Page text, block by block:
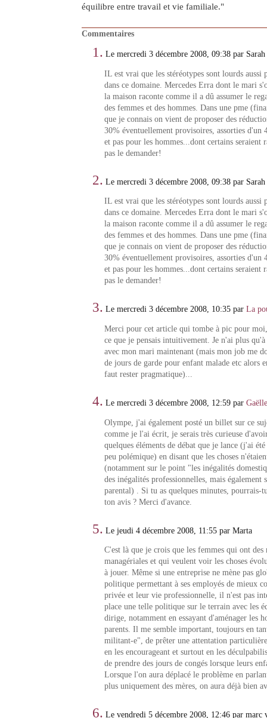
équilibre entre travail et vie familiale."
Commentaires
1. Le mercredi 3 décembre 2008, 09:38 par Sarah
IL est vrai que les stéréotypes sont lourds aussi
dans ce domaine. Mercedes Erra dont le mari
la maison raconte comme il a dû assumer le
des femmes et des hommes. Dans une pme
que je connais on vient de proposer des
30% éventuellement provisoires, assorties d'un
et pas pour les hommes...dont certains seraient
pas le demander!
2. Le mercredi 3 décembre 2008, 09:38 par Sarah
IL est vrai que les stéréotypes sont lourds aussi
dans ce domaine. Mercedes Erra dont le mari
la maison raconte comme il a dû assumer le
des femmes et des hommes. Dans une pme
que je connais on vient de proposer des
30% éventuellement provisoires, assorties d'un
et pas pour les hommes...dont certains seraient
pas le demander!
3. Le mercredi 3 décembre 2008, 10:35 parLa
Merci pour cet article qui tombe à pic pour
ce que je pensais intuitivement. Je n'ai plus
avec mon mari maintenant (mais mon job me
de jours de garde pour enfant malade etc alors
faut rester pragmatique)...
4. Le mercredi 3 décembre 2008, 12:59 par
Olympe, j'ai également posté un billet sur ce
comme je l'ai écrit, je serais très curieuse
quelques éléments de débat que je lance (j'ai
peu polémique) en disant que les choses
(notamment sur le point "les inégalités
des inégalités professionnelles, mais également
parental) . Si tu as quelques minutes, pourrais-
ton avis ? Merci d'avance.
5. Le jeudi 4 décembre 2008, 11:55 par Marta
C'est là que je crois que les femmes qui ont des
managériales et qui veulent voir les choses
à jouer. Même si une entreprise ne mène pas
politique permettant à ses employés de mieux
privée et leur vie professionnelle, il n'est pas
place une telle politique sur le terrain avec les
dirige, notamment en essayant d'aménager les
parents. Il me semble important, toujours en
militant-e", de prêter une attentation
en les encourageant et surtout en les
de prendre des jours de congés lorsque leurs
Lorsque l'on aura déplacé le problème en
plus uniquement des mères, on aura déjà bien
6. Le vendredi 5 décembre 2008, 12:46 par marc